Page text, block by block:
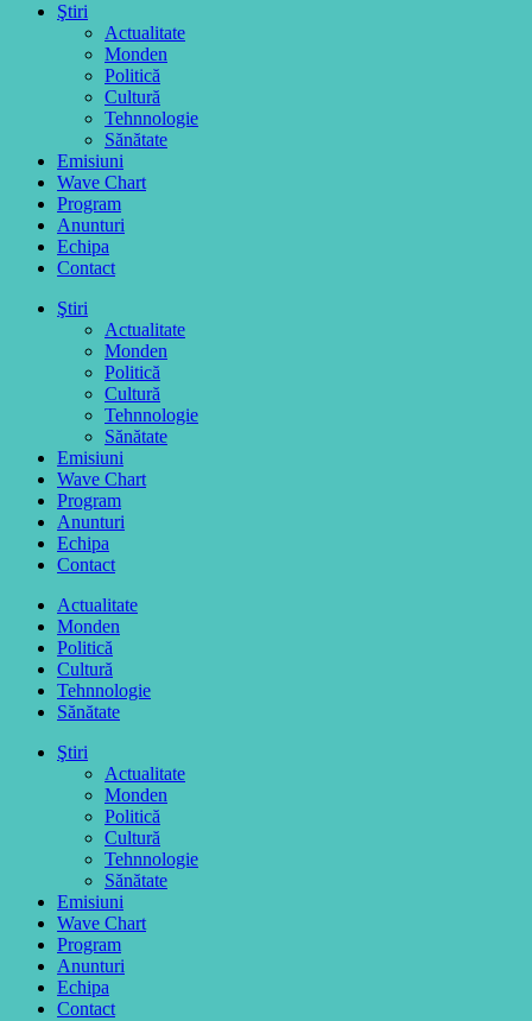
Ştiri
Actualitate
Monden
Politică
Cultură
Tehnnologie
Sănătate
Emisiuni
Wave Chart
Program
Anunturi
Echipa
Contact
Ştiri
Actualitate
Monden
Politică
Cultură
Tehnnologie
Sănătate
Emisiuni
Wave Chart
Program
Anunturi
Echipa
Contact
Actualitate
Monden
Politică
Cultură
Tehnnologie
Sănătate
Ştiri
Actualitate
Monden
Politică
Cultură
Tehnnologie
Sănătate
Emisiuni
Wave Chart
Program
Anunturi
Echipa
Contact